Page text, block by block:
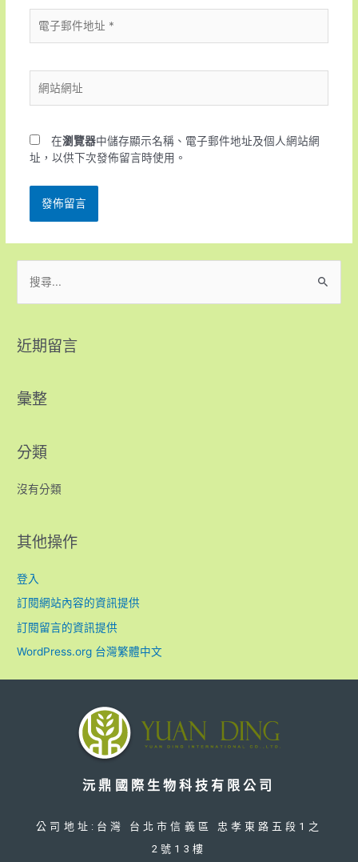
在瀏覽器中儲存顯示名稱、電子郵件地址及個人網站網
址，以供下次發佈留言時使用。
近期留言
彙整
分類
沒有分類
其他操作
登入
訂閱網站內容的資訊提供
訂閱留言的資訊提供
WordPress.org 台灣繁體中文
沅鼎國際生物科技有限公司
公司地址:台灣 台北市信義區 忠孝東路五段1之
2號13樓